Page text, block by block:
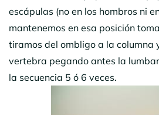
escápulas (no en los hombros ni
mantenemos en esa posición
tiramos del ombligo a la columna
vertebra pegando antes la
la secuencia 5 ó 6 veces.